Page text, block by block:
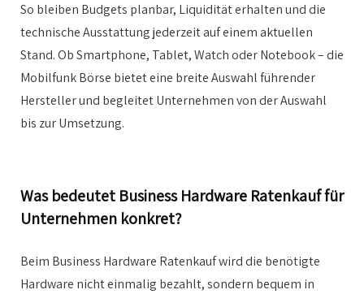
So bleiben Budgets planbar, Liquidität erhalten und die
technische Ausstattung jederzeit auf einem aktuellen
Stand. Ob Smartphone, Tablet, Watch oder Notebook – die
Mobilfunk Börse bietet eine breite Auswahl führender
Hersteller und begleitet Unternehmen von der Auswahl
bis zur Umsetzung.
Was bedeutet Business Hardware Ratenkauf für
Unternehmen konkret?
Beim Business Hardware Ratenkauf wird die benötigte
Hardware nicht einmalig bezahlt, sondern bequem in